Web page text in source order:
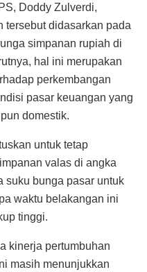
Doddy Zulverdi,
tersebut didasarkan pada
simpanan rupiah di
hal ini merupakan
perkembangan
pasar keuangan yang
domestik.
untuk tetap
valas di angka
suku bunga pasar untuk
waktu belakangan ini
tinggi.
kinerja pertumbuhan
masih menunjukkan